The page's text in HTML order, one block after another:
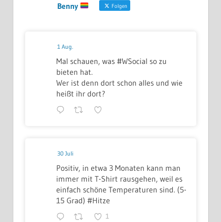
Benny Folgen
1 Aug.
Mal schauen, was #WSocial so zu
bieten hat.
Wer ist denn dort schon alles und wie
heißt ihr dort?
30 Juli
Positiv, in etwa 3 Monaten kann man
immer mit T-Shirt rausgehen, weil es
einfach schöne Temperaturen sind. (5-
15 Grad) #Hitze
1